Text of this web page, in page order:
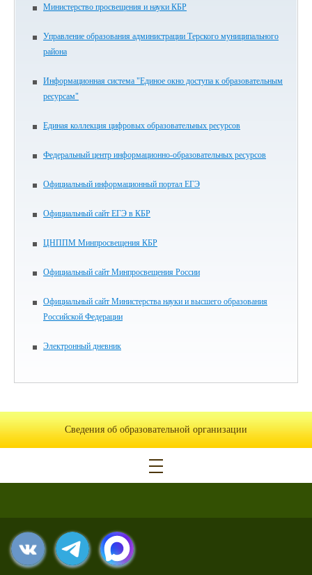
Министерство просвещения и науки КБР
Управление образования администрации Терского муниципального
района
Информационная система "Единое окно доступа к образовательным
ресурсам"
Единая коллекция цифровых образовательных ресурсов
Федеральный центр информационно-образовательных ресурсов
Официальный информационный портал ЕГЭ
Официальный сайт ЕГЭ в КБР
ЦНППМ Минпросвещения КБР
Официальный сайт Минпросвещения России
Официальный сайт Министерства науки и высшего образования
Российской Федерации
Электронный дневник
Сведения об образовательной организации